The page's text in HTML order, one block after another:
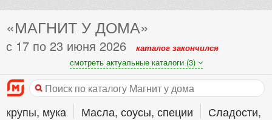
«МАГНИТ У ДОМА»
с 17 по 23 июня 2026
каталог закончился
смотреть актуальные каталоги (3)
мука Масла, соусы, специи Сладости,